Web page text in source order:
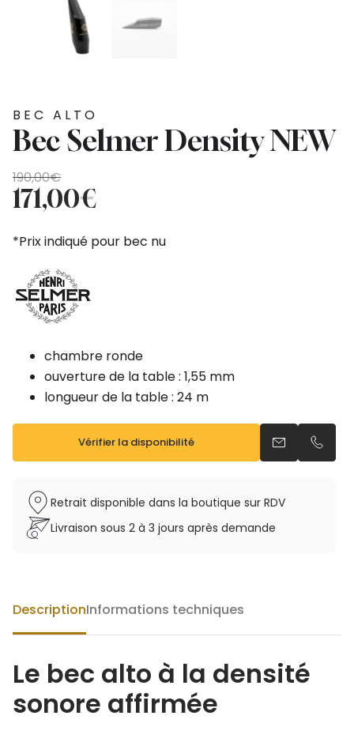
BEC ALTO
Bec Selmer Density NEW
190,00€
Le
prix
initial
était :
190,00€.
171,00€
Le
prix
actuel
est :
171,00€.
*Prix indiqué pour bec nu
chambre ronde
ouverture de la table : 1,55 mm
longueur de la table : 24 m
Vérifier la disponibilité Envoyer un
Retrait disponible dans la boutique sur RDV
Livraison sous 2 à 3 jours après demande
DescriptionInformations techniques
Le bec alto à la densité
sonore affirmée